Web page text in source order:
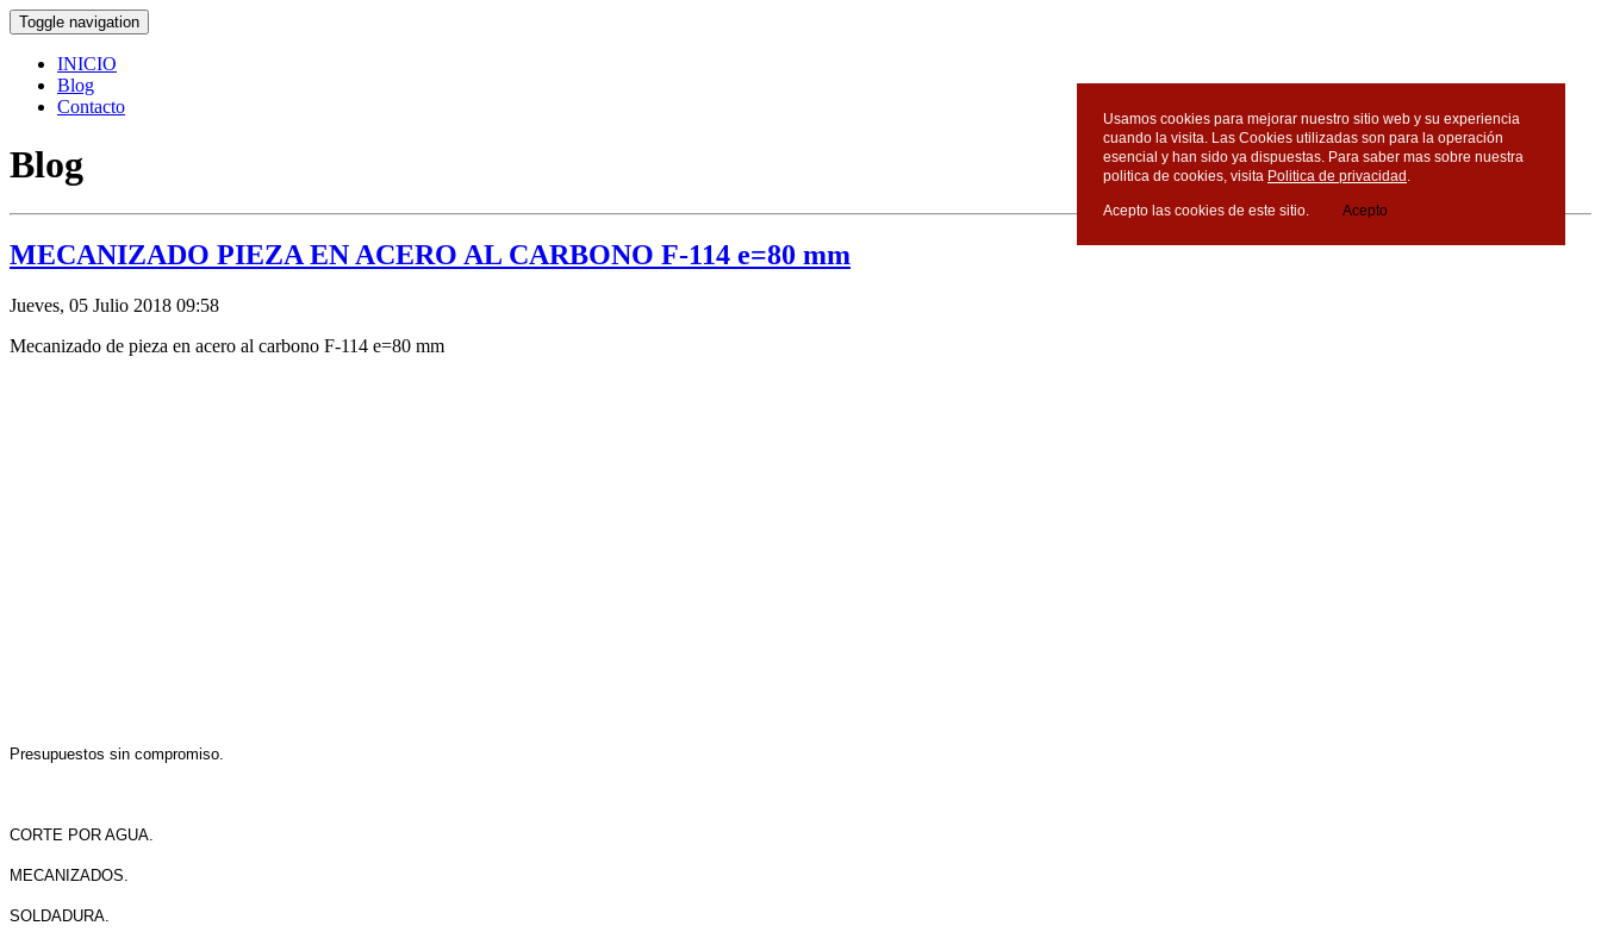
Toggle navigation
INICIO
Blog
Contacto
Blog
MECANIZADO PIEZA EN ACERO AL CARBONO F-114 e=80 mm
Jueves, 05 Julio 2018 09:58
Mecanizado de pieza en acero al carbono F-114 e=80 mm
Presupuestos sin compromiso.
CORTE POR AGUA.
MECANIZADOS.
SOLDADURA.
Usamos cookies para mejorar nuestro sitio web y su experiencia
cuando la visita. Las Cookies utilizadas son para la operación
esencial y han sido ya dispuestas. Para saber mas sobre nuestra
politica de cookies, visita Politica de privacidad .
Acepto las cookies de este sitio. Acepto